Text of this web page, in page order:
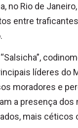
no Rio de
entre
líderes do
moradores e
a presença dos
mais céticos